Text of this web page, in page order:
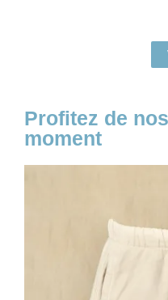
Profitez de
moment